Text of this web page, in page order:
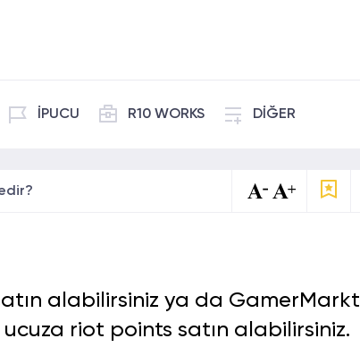
İPUCU R10 WORKS DİĞER
alabilirsiniz ya da GamerMarkt
riot points satın alabilirsiniz.